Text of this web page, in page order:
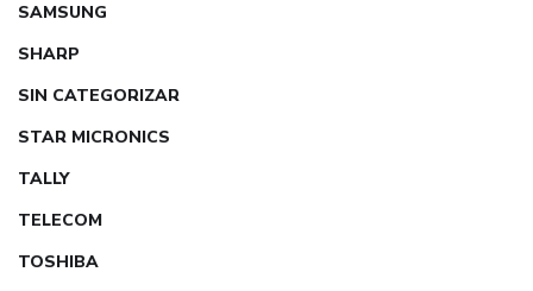
SAMSUNG
SHARP
SIN CATEGORIZAR
STAR MICRONICS
TALLY
TELECOM
TOSHIBA